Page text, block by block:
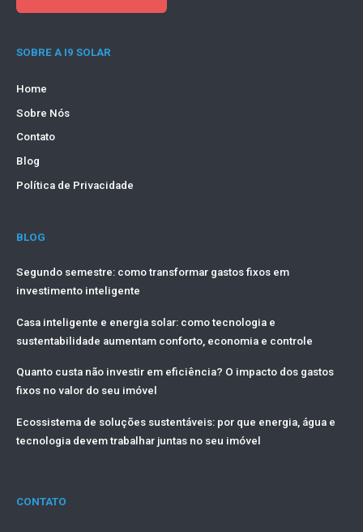
SOBRE A I9 SOLAR
Home
Sobre Nós
Contato
Blog
Política de Privacidade
BLOG
Segundo semestre: como transformar gastos fixos em
investimento inteligente
Casa inteligente e energia solar: como tecnologia e
sustentabilidade aumentam conforto, economia e controle
Quanto custa não investir em eficiência? O impacto dos gastos
fixos no valor do seu imóvel
Ecossistema de soluções sustentáveis: por que energia, água e
tecnologia devem trabalhar juntas no seu imóvel
CONTATO